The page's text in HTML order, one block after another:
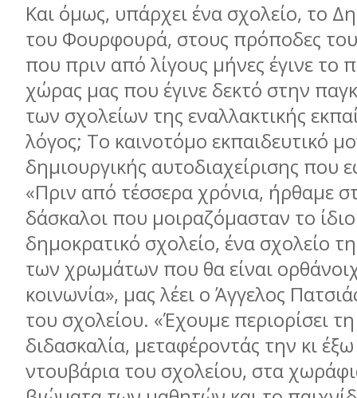
Και όµως, υπάρχει ένα σχολείο, το
του Φουρφουρά, στους πρόποδες
που πριν από λίγους µήνες έγινε το
χώρας µας που έγινε δεκτό στην
των σχολείων της εναλλακτικής
λόγος; Το καινοτόµο εκπαιδευτικό
δηµιουργικής αυτοδιαχείρισης που
«Πριν από τέσσερα χρόνια, ήρθαµε
δάσκαλοι που µοιραζόµασταν το
δηµοκρατικό σχολείο, ένα σχολείο
των χρωµάτων που θα είναι
κοινωνία», µας λέει ο Άγγελος
του σχολείου. «Έχουµε περιορίσει
διδασκαλία, µεταφέροντάς την κι
ντουβάρια του σχολείου, στα